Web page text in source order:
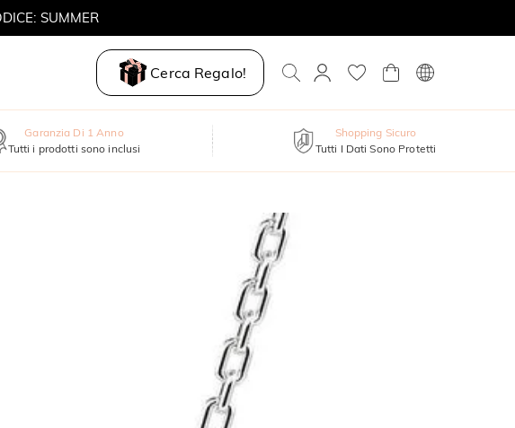
SUMMER
Cerca Regalo!
Garanzia Di 1 Anno
Tutti i prodotti sono inclusi
Shopping Sicuro
Tutti I Dati Sono Protetti